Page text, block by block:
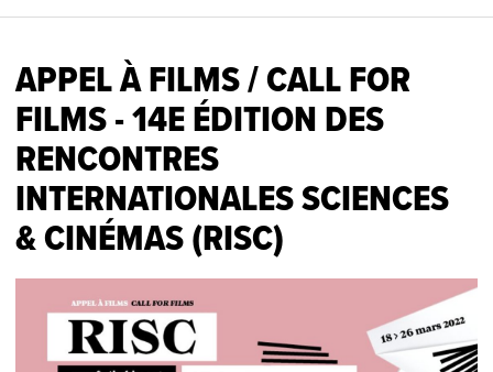
APPEL À FILMS / CALL FOR
FILMS - 14E ÉDITION DES
RENCONTRES
INTERNATIONALES SCIENCES
& CINÉMAS (RISC)